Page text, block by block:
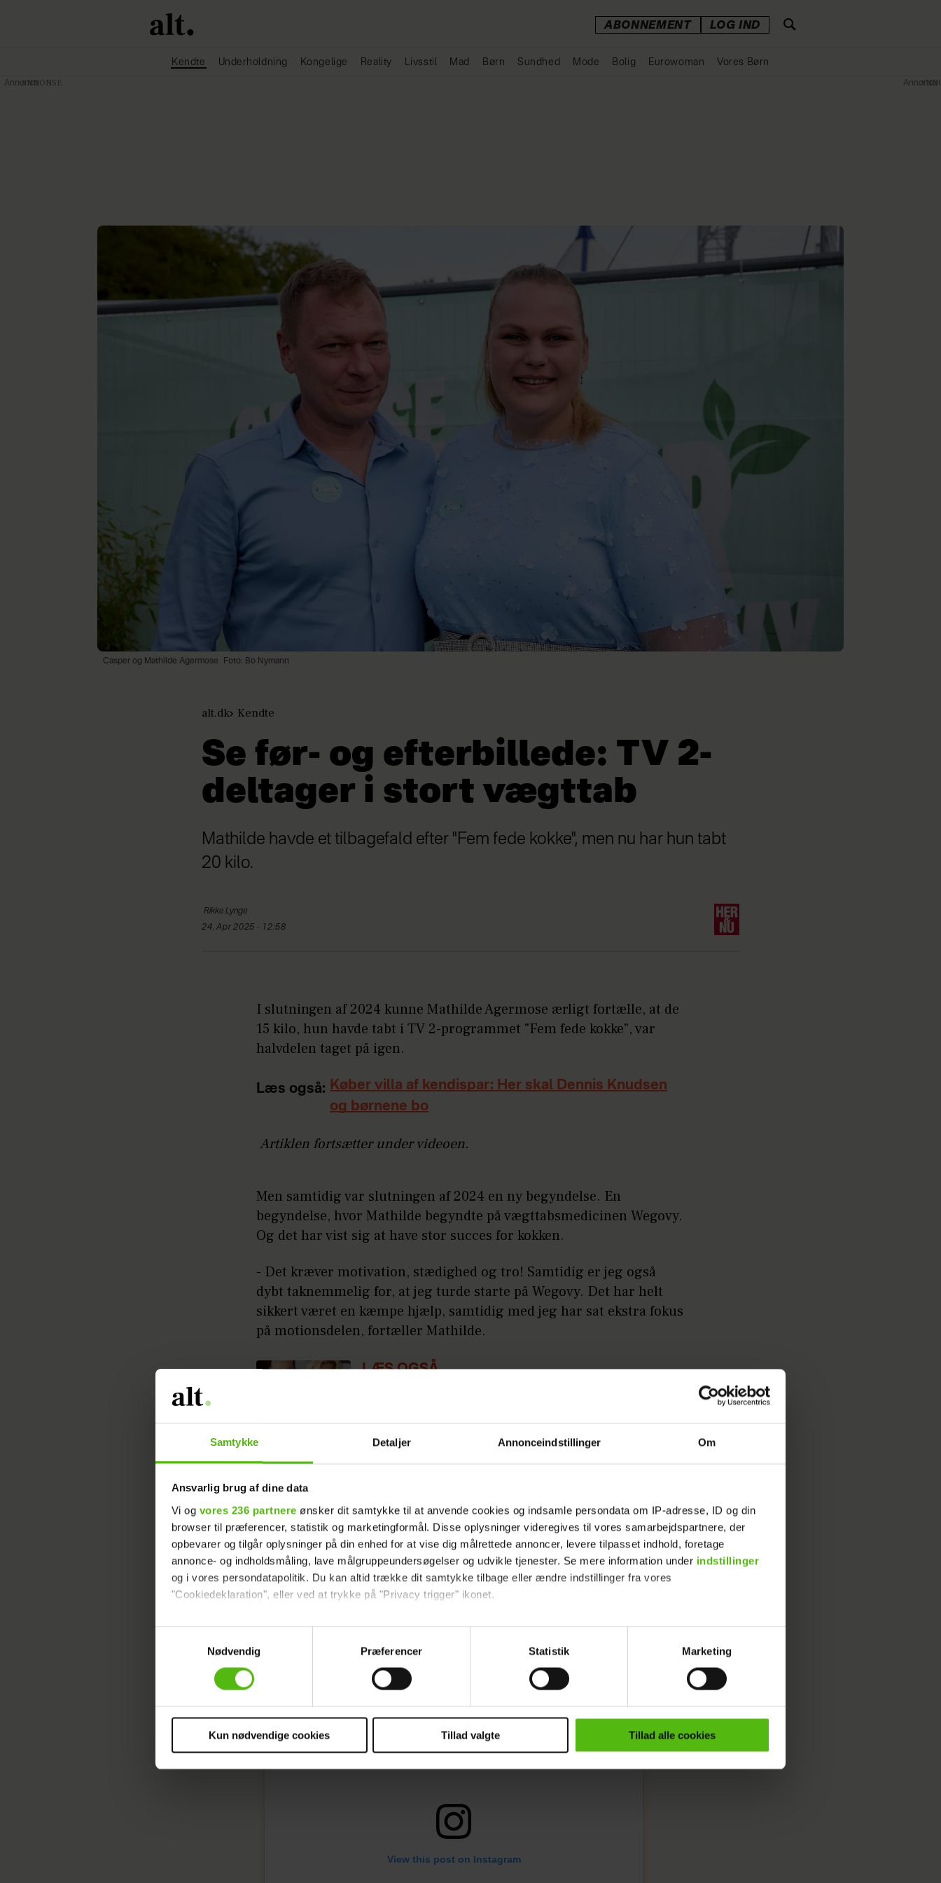
Samtykke Detaljer Annonceindstillinger Om
Ansvarlig brug af dine data
Vi og vores 236 partnere ønsker dit samtykke til at anvende cookies og indsamle persondata om IP-adresse, ID og din
browser til præferencer, statistik og marketingformål. Disse oplysninger videregives til vores samarbejdspartnere, der
opbevarer og tilgår oplysninger på din enhed for at vise dig målrettede annoncer, levere tilpasset indhold, foretage
annonce- og indholdsmåling, lave målgruppeundersøgelser og udvikle tjenester. Se mere information under indstillinger
og i vores persondatapolitik. Du kan altid trække dit samtykke tilbage eller ændre indstillinger fra vores
"Cookiedeklaration", eller ved at trykke på "Privacy trigger" ikonet.
Dine valg anvendes på hele websitet.
Vi ønsker dit samtykke til at indsamle og bruge data for at kunne levere og finansiere relevant journalistisk indhold til dig.
Vi anvender egne cookies og cookies fra tredjeparter til at at optimere dit besøg på vores hjemmeside. Vi indsamler data
sociale medier.
Nødvendig
Præferencer Statistik Marketing
Kun nødvendige cookies Tillad valgte Tillad alle cookies
ABONNEMENT LOG IND
Kendte Underholdning Kongelige Reality Livsstil Mad Børn Sundhed Mode Bolig Eurowoman Vores Børn
Casper og Mathilde Agermose Foto: Bo Nymann
alt.dk Kendte
Se før- og efterbillede: TV 2-
deltager i stort vægttab
Mathilde havde et tilbagefald efter "Fem fede kokke", men nu har hun tabt
20 kilo.
Rikke Lynge
24. Apr 2025 - 12:58
I slutningen af 2024 kunne Mathilde Agermose ærligt fortælle, at de
15 kilo, hun havde tabt i TV 2-programmet "Fem fede kokke", var
halvdelen taget på igen.
Læs også: Køber villa af kendispar: Her skal Dennis Knudsen
og børnene bo
Artiklen fortsætter under videoen.
Men samtidig var slutningen af 2024 en ny begyndelse. En
begyndelse, hvor Mathilde begyndte på vægttabsmedicinen Wegovy.
Og det har vist sig at have stor succes for kokken.
- Det kræver motivation, stædighed og tro! Samtidig er jeg også
dybt taknemmelig for, at jeg turde starte på Wegovy. Det har helt
sikkert været en kæmpe hjælp, samtidig med jeg har sat ekstra fokus
på motionsdelen, fortæller Mathilde.
LÆS OGSÅ
Mathilde har tabt intet mindre end 20 kilo samt 30 cm bare i taljen.
- Nu er jeg sundere og endnu tættere på drømmen om en dag at
stifte familie, siger Mathilde.
Læs også: Efter stort tab: "Nybygger"-par i babylykke
Vægttabet ses tydeligt i før- og efterbilledet herunder:
View this post on Instagram
Annonce Annonce